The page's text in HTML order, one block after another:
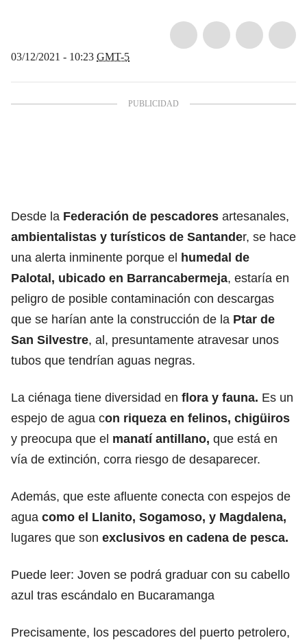
03/12/2021 - 10:23 GMT-5
Desde la Federación de pescadores artesanales,
ambientalistas y turísticos de Santander, se hace
una alerta inminente porque el humedal de
Palotal, ubicado en Barrancabermeja, estaría en
peligro de posible contaminación con descargas
que se harían ante la construcción de la Ptar de
San Silvestre, al, presuntamente atravesar unos
tubos que tendrían aguas negras.
La ciénaga tiene diversidad en flora y fauna. Es un
espejo de agua con riqueza en felinos, chigüiros
y preocupa que el manatí antillano, que está en
vía de extinción, corra riesgo de desaparecer.
Además, que este afluente conecta con espejos de
agua como el Llanito, Sogamoso, y Magdalena,
lugares que son exclusivos en cadena de pesca.
Puede leer: Joven se podrá graduar con su cabello
azul tras escándalo en Bucaramanga
Precisamente, los pescadores del puerto petrolero,